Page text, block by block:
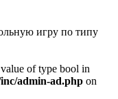
игру по типу
of type bool in
admin-ad.php on